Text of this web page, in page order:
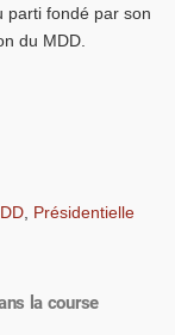
parti fondé par son
du MDD.
Présidentielle
la course